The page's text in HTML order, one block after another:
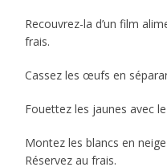
Recouvrez-la d’un film
frais.
Cassez les œufs en
Fouettez les jaunes avec
Montez les blancs en
Réservez au frais.